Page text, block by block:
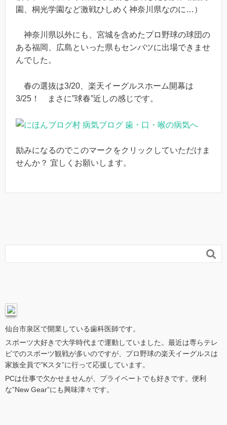
園、桐光学園など激戦ひしめく神奈川県なのに…）
神奈川県以外にも、宮城を含めたプロ野球の球団の
ある福岡、広島といった県もセンバツに出場できませ
んでした。
春の選抜は3/20、楽天イーグルスホーム開幕は
3/25！ まさに”球春”近しの感じです。
励みになるのでこのマークをクリックしていただけま
せんか？ 宜しくお願いします。

仙台市泉区で開業している歯科医師です。
スポーツ大好きで大学時代まで運動していました。最近は専らテレ
ビでのスポーツ観戦が多いのですが、プロ野球の楽天イーグルスは
家族全員で”Kスタ”に行って応援しています。
PCは仕事で欠かせませんが、プライベートでも好きです。便利
な”New Gear”にも興味津々です。